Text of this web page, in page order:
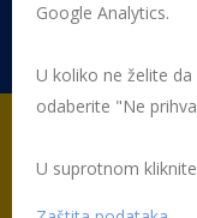
Rujevica 9/1,
Početna Posljednje
Google Analytics.
U koliko ne želite
odaberite "Ne
U suprotnom